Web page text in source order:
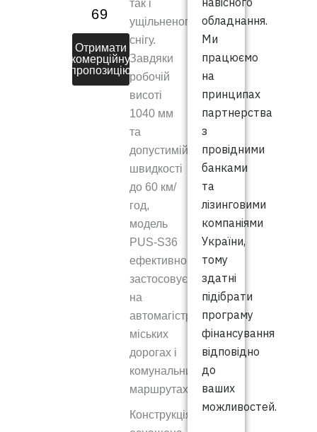
69
Отримати
комерційну
пропозицію
так і
ущільненого
снігу.
Завдяки
робочій
висоті
1040 мм
та
допустимій
швидкості
до 60 км/
год,
модель
PUS-S36
ефективно
застосовується
на
автомагістралях,
міських
дорогах і
комунальних
маршрутах.
Конструкція
обладнання.
Ми
працюємо
на
принципах
партнерства
з
провідними
банками
та
лізинговими
компаніями
України,
тому
здатні
підібрати
програму
фінансування
відповідно
до
ваших
можливостей.